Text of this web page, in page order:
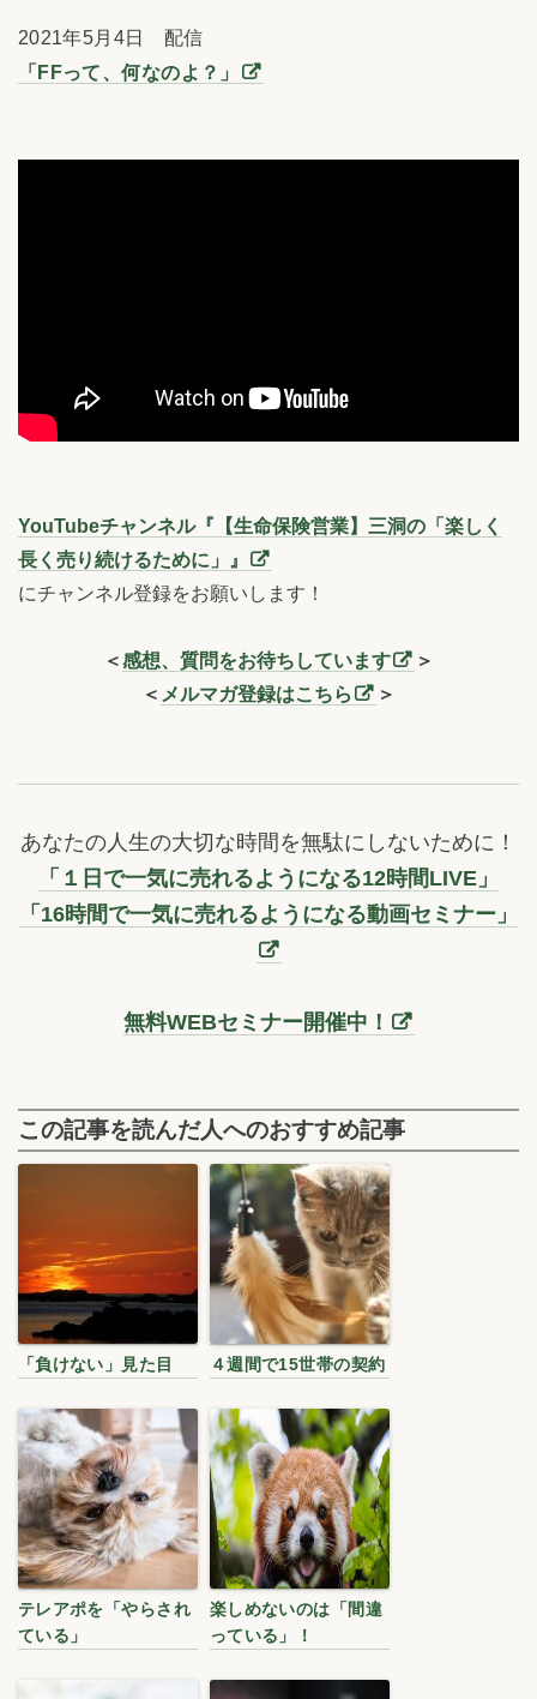
2021年5月4日 配信
「FFって、何なのよ？」
YouTubeチャンネル『【生命保険営業】三洞の「楽しく
長く売り続けるために」』
にチャンネル登録をお願いします！
＜感想、質問をお待ちしています
＞
＜ メルマガ登録はこちら ＞
あなたの人生の大切な時間を無駄にしないために！
「１日で一気に売れるようになる12時間LIVE」
「16時間で一気に売れるようになる動画セミナー」
無料WEBセミナー開催中！
この記事を読んだ人へのおすすめ記事
「負けない」見た目 ４週間で15世帯の契約
テレアポを「やらされ
ている」
楽しめないのは「間違
っている」！